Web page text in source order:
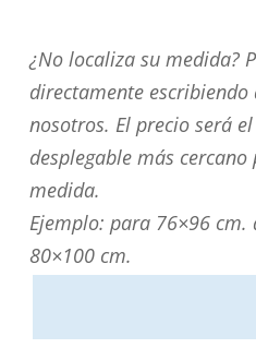
¿No
localiza
su
medida?
Puede
personalizarla
directamente
¿No localiza su medida?
directamente
nosotros. El precio será
desplegable más
medida.
Ejemplo: para 76×96 cm.
80×100 cm.